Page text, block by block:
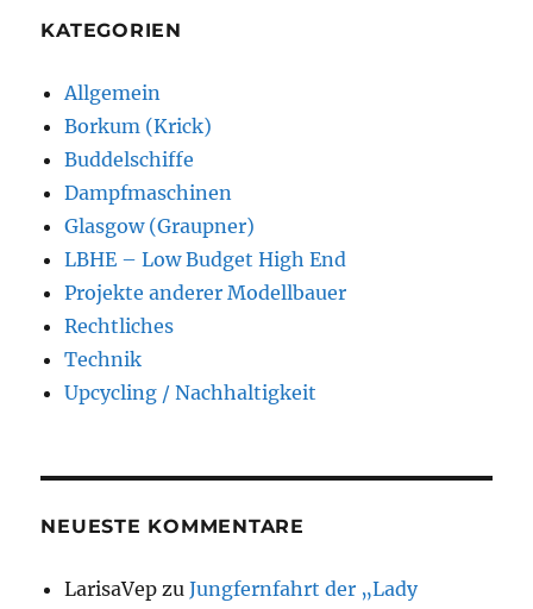
KATEGORIEN
Allgemein
Borkum (Krick)
Buddelschiffe
Dampfmaschinen
Glasgow (Graupner)
LBHE – Low Budget High End
Projekte anderer Modellbauer
Rechtliches
Technik
Upcycling / Nachhaltigkeit
NEUESTE KOMMENTARE
LarisaVep zuJungfernfahrt der „Lady